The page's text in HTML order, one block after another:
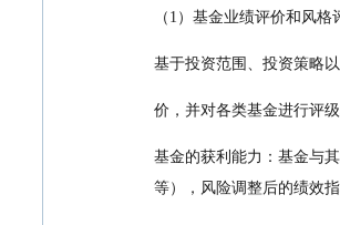
（1）基金业绩评价和风格
基于投资范围、投资策略
价，并对各类基金进行评
基金的获利能力：基金与
等），风险调整后的绩效指